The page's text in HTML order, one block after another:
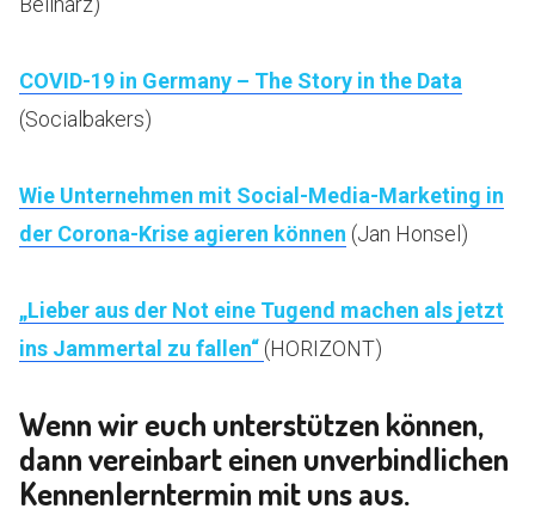
COVID-19 in Germany – The Story in the Data
(Socialbakers)
Wie Unternehmen mit Social-Media-Marketing in
der Corona-Krise agieren können (Jan Honsel)
„Lieber aus der Not eine Tugend machen als jetzt
ins Jammertal zu fallen“ (HORIZONT)
Wenn wir euch unterstützen können,
dann vereinbart einen unverbindlichen
Kennenlerntermin mit uns aus.